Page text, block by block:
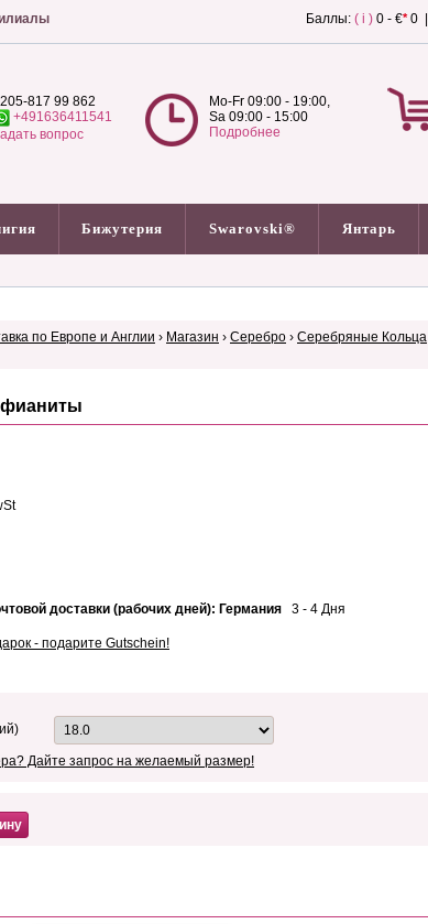
Баллы: ( i ) 0 - €*0 |
817 99 862
+491636411541
вопрос
Mo-Fr 09:00 - 19:00,
Sa 09:00 - 15:00
Подробнее
Бижутерия Swarovski® Янтарь
по Европе и Англии › Магазин › Серебро › Серебряные Кольца
фианиты
доставки (рабочих дней): Германия 3 - 4 Дня
- подарите Gutschein!
Дайте запрос на желаемый размер!